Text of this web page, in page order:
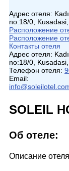
Адрес отеля:
no:18/0,
Расположение
Расположение
Контакты отеля
Адрес отеля:
no:18/0,
Телефон отеля:
Email:
SOLEIL
Об отеле:
Описание отеля